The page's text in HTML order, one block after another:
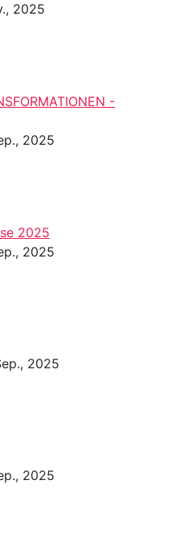
2025
-
2025
2025
2025
2025
2025